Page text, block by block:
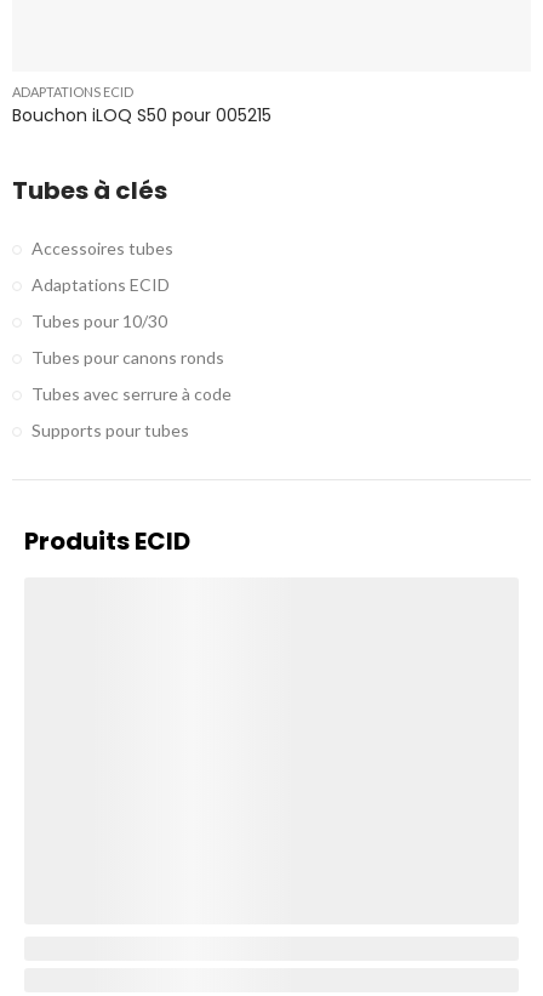
ADAPTATIONS ECID
Bouchon iLOQ S50 pour 005215
Tubes à clés
Accessoires tubes
Adaptations ECID
Tubes pour 10/30
Tubes pour canons ronds
Tubes avec serrure à code
Supports pour tubes
Produits ECID